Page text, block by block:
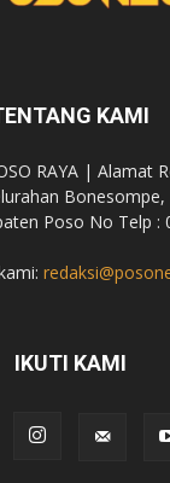
KAMI
RAYA | Alamat
Poso No Telp :
IKUTI KAMI